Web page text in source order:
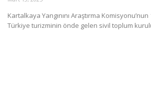
Halil ÖNCÜ kimdir?
Kartalkaya Yangınını Araştırma Komisyonu’nun
Türkiye turizminin önde gelen sivil toplum